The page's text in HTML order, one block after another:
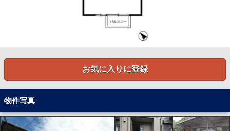
お気に入りに登録
物件写真